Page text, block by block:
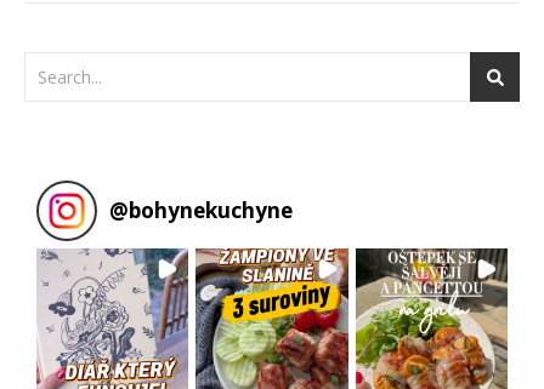
@bohynekuchyne